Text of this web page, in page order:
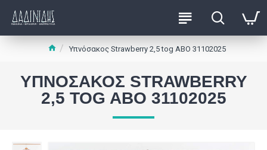
Υπνόσακος Strawberry 2,5 tog ABO 31102025
ΥΠΝΌΣΑΚΟΣ STRAWBERRY
2,5 TOG ABO 31102025